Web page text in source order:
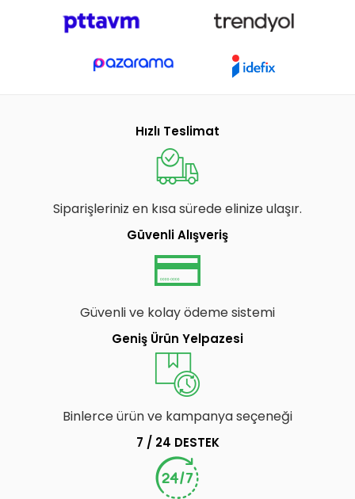
Hızlı Teslimat
Siparişleriniz en kısa sürede elinize ulaşır.
Güvenli Alışveriş
Güvenli ve kolay ödeme sistemi
Geniş Ürün Yelpazesi
Binlerce ürün ve kampanya seçeneği
7 / 24 DESTEK